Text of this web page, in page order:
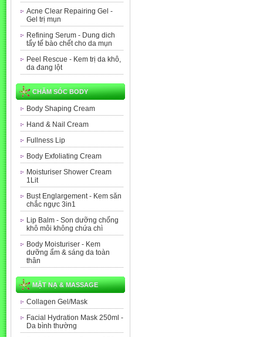
Acne Clear Repairing Gel -
Gel trị mụn
Refining Serum - Dung dich
tẩy tế bào chết cho da mụn
Peel Rescue - Kem trị da khô,
da đang lột
CHĂM SÓC BODY
Body Shaping Cream
Hand & Nail Cream
Fullness Lip
Body Exfoliating Cream
Moisturiser Shower Cream
1Lit
Bust Englargement - Kem săn
chắc ngực 3in1
Lip Balm - Son dưỡng chống
khô môi không chứa chì
Body Moisturiser - Kem
dưỡng ẩm & sáng da toàn
thân
MẶT NẠ & MASSAGE
Collagen Gel/Mask
Facial Hydration Mask 250ml -
Da bình thường